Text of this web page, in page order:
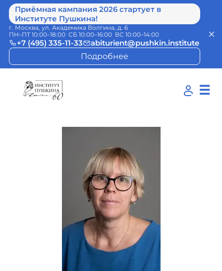
Приёмная кампания 2026 стартует в
Институте Пушкина!
г. Москва, ул. Академика Волгина, д. 6
ПН–ПТ 10:00–18:00 СБ 10:00–16:00 ВС 10:00–14:00
+7 (495) 335-11-33
abiturient@pushkin.institute
Подробнее
☰